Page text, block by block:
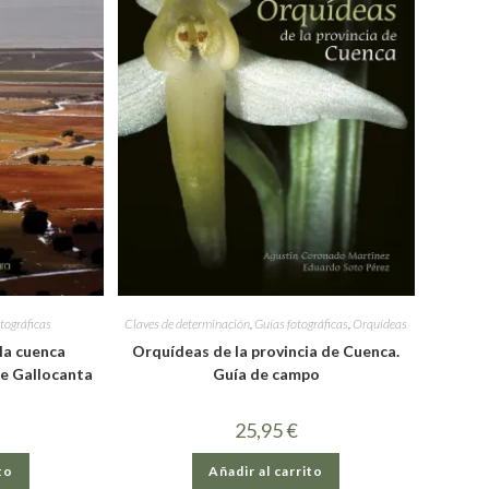
cuenca
Gallocanta
Claves de determinación Guías fotográficas Orquídeas
Orquídeas de la provincia de Cuenca.
Guía de campo
25,95€
Añadir al carrito